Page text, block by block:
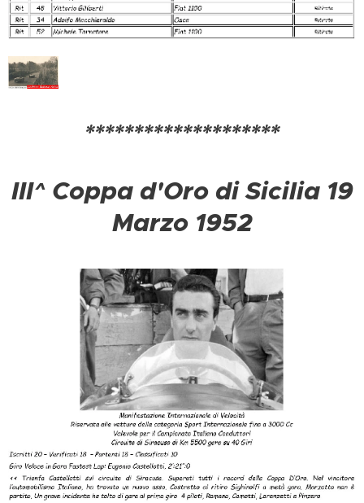
********************
III^ Coppa d'Oro di Sicilia 19
Marzo 1952